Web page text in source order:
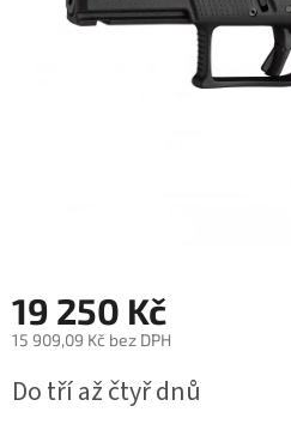
19 250 Kč
15 909,09 Kč bez DPH
cena:
Do tří až čtyř dnů